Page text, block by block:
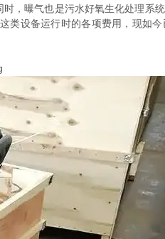
，曝气也是污水好氧生化处理系
设备运行时的各项费用，现如